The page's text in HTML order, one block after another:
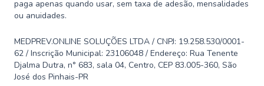
paga apenas quando usar, sem taxa de adesão, mensalidades
ou anuidades.
MEDPREV.ONLINE SOLUÇÕES LTDA / CNPJ: 19.258.530/0001-
62 / Inscrição Municipal: 23106048 / Endereço: Rua Tenente
Djalma Dutra, n° 683, sala 04, Centro, CEP 83.005-360, São
José dos Pinhais-PR